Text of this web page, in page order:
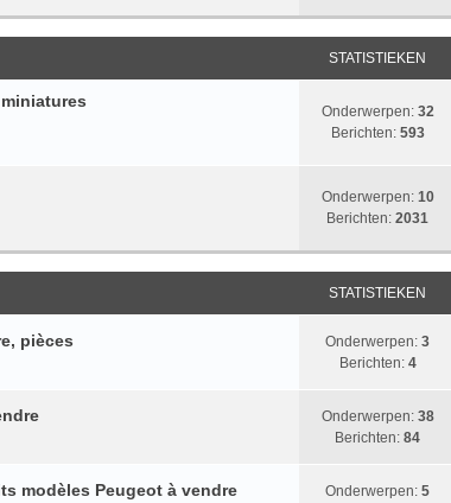
STATISTIEKEN
Onderwerpen: 32
Berichten: 593
Onderwerpen: 10
Berichten: 2031
STATISTIEKEN
pièces Onderwerpen: 3
Berichten: 4
Onderwerpen: 38
Berichten: 84
modèles Peugeot à vendre Onderwerpen: 5